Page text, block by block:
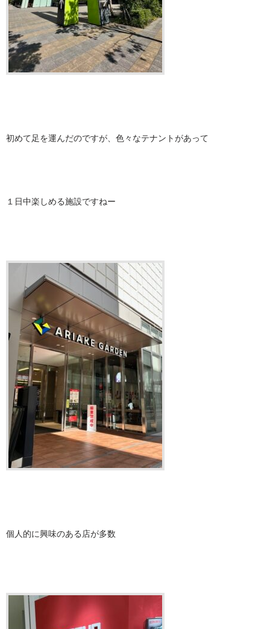
初めて足を運んだのですが、色々なテナントがあって
１日中楽しめる施設ですねー
個人的に興味のある店が多数